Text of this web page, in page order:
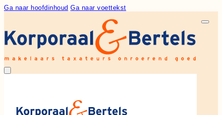
Ga naar hoofdinhoud Ga naar voettekst